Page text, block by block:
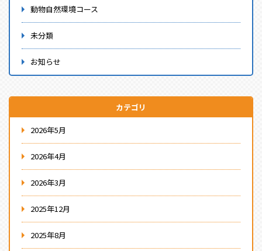
動物自然環境コース
未分類
お知らせ
カテゴリ
2026年5月
2026年4月
2026年3月
2025年12月
2025年8月